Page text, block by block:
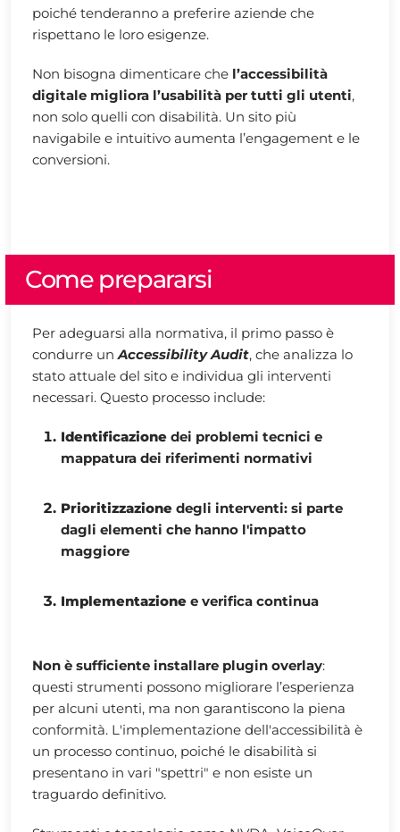
poiché tenderanno a preferire aziende che
rispettano le loro esigenze.
Non bisogna dimenticare che l’accessibilità
digitale migliora l’usabilità per tutti gli utenti,
non solo quelli con disabilità. Un sito più
navigabile e intuitivo aumenta l’engagement e le
conversioni.
Come prepararsi
Per adeguarsi alla normativa, il primo passo è
condurre un Accessibility Audit, che analizza lo
stato attuale del sito e individua gli interventi
necessari. Questo processo include:
Identificazione dei problemi tecnici e
mappatura dei riferimenti normativi
Prioritizzazione degli interventi: si parte
dagli elementi che hanno l'impatto
maggiore
Implementazione e verifica continua
Non è sufficiente installare plugin overlay:
questi strumenti possono migliorare l’esperienza
per alcuni utenti, ma non garantiscono la piena
conformità. L'implementazione dell'accessibilità è
un processo continuo, poiché le disabilità si
presentano in vari "spettri" e non esiste un
traguardo definitivo.